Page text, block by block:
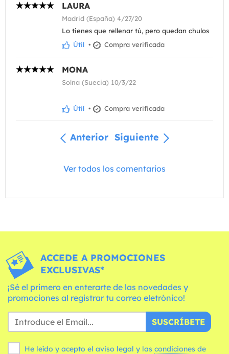
LAURA
Madrid (España) 4/27/20
Lo tienes que rellenar tú, pero quedan chulos
Útil • Compra verificada
MONA
Solna (Suecia) 10/3/22
Útil • Compra verificada
Anterior Siguiente
Ver todos los comentarios
ACCEDE A PROMOCIONES
EXCLUSIVAS*
¡Sé el primero en enterarte de las novedades y
promociones al registrar tu correo eletrónico!
SUSCRÍBETE
He leído y acepto el aviso legal y las condiciones